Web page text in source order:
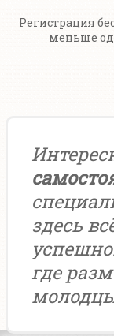
Регистрация
меньше
здесь
где